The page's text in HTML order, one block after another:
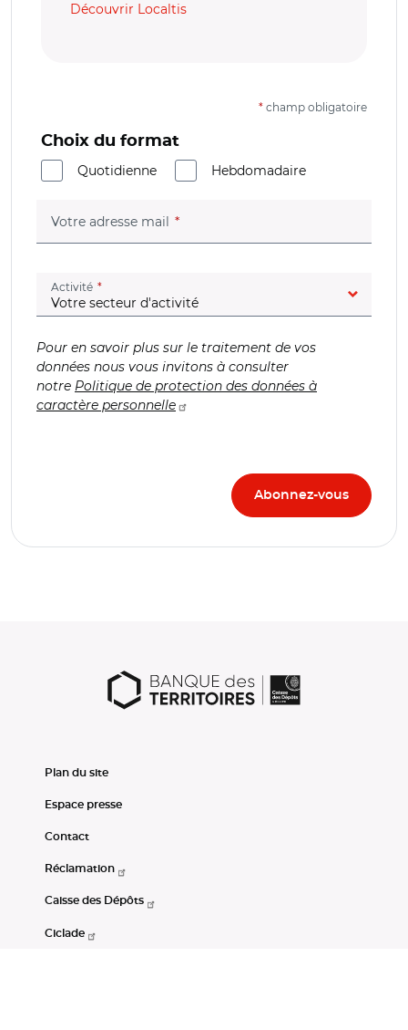
Découvrir Localtis
* champ obligatoire
Choix du format
Quotidienne
Hebdomadaire
Votre adresse mail (champ obligatoire)
Activité (champ obligatoire)
Pour en savoir plus sur le traitement de vos
données nous vous invitons à consulter
notre Politique de protection des données à
caractère personnelle
Plan du site
Espace presse
Contact
Réclamation
Caisse des Dépôts
Ciclade